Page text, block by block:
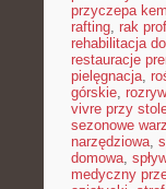
przyczepa
rafting, rak
rehabilitacja
restauracje
pielęgnacja,
górskie,
vivre przy
sezonowe
narzędziowa,
domowa,
medyczny